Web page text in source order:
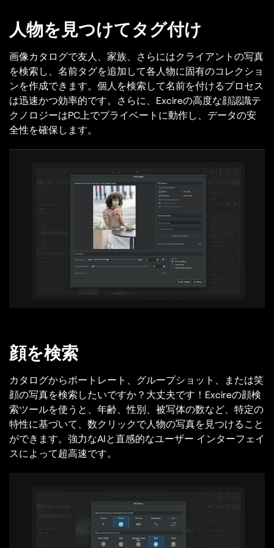
人物を見つけてタグ付け
画像カタログで友人、家族、さらにはクライアントの写真
を検索し、名前タグを追加して各人物に固有のコレクショ
ンを作成できます。個人を検索して名前を付けるプロセス
は迅速かつ効率的です。さらに、Excireの高度な顔認識テ
クノロジーはPC上でプライベートに動作し、データの安
全性を確保します。
顔を検索
カタログからポートレート、グループショット、または笑
顔の写真を検索したいですか？大丈夫です！Excireの顔検
索ツールを使うと、年齢、性別、被写体の数など、特定の
特性に基づいて、数クリックで人物の写真を見つけること
ができます。強力なAIと直感的なユーザー インターフェイ
スによって超高速です。